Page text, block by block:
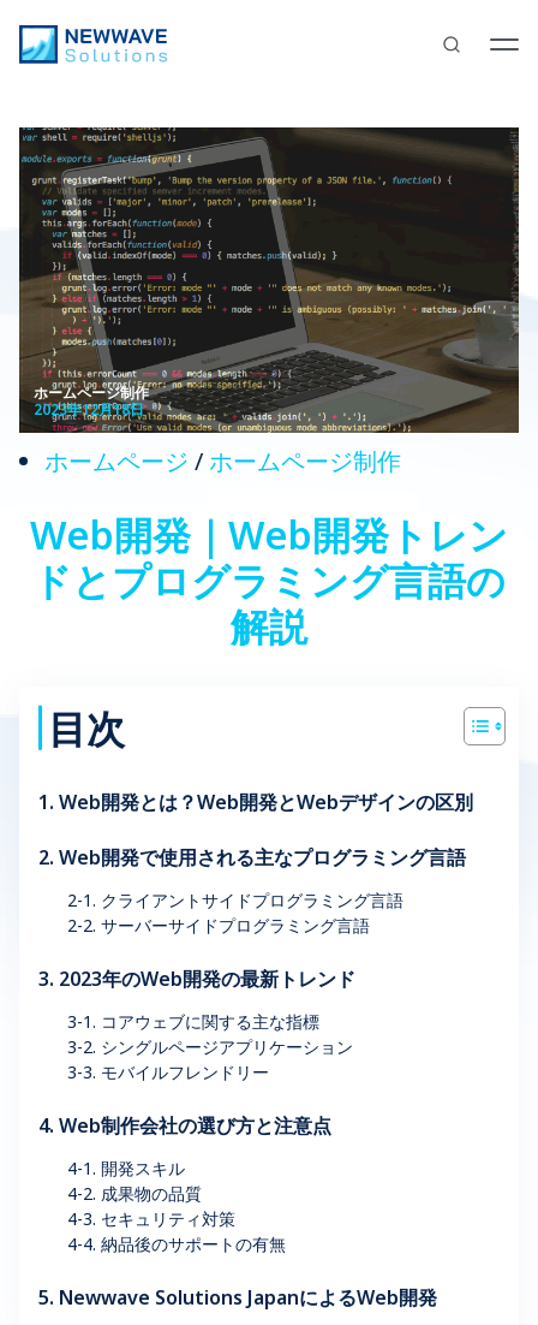
ホームページ制作
2023年12月18日
ホームページ / ホームページ制作
Web開発｜Web開発トレン
ドとプログラミング言語の
解説
目次
1. Web開発とは？Web開発とWebデザインの区別
2. Web開発で使用される主なプログラミング言語
2-1. クライアントサイドプログラミング言語
2-2. サーバーサイドプログラミング言語
3. 2023年のWeb開発の最新トレンド
3-1. コアウェブに関する主な指標
3-2. シングルページアプリケーション
3-3. モバイルフレンドリー
4. Web制作会社の選び方と注意点
4-1. 開発スキル
4-2. 成果物の品質
4-3. セキュリティ対策
4-4. 納品後のサポートの有無
5. Newwave Solutions JapanによるWeb開発